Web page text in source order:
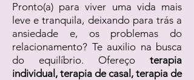
Pronto(a) para viver uma vida mais
leve e tranquila, deixando para trás a
ansiedade e, os problemas do
relacionamento? Te auxilio na busca
do equilíbrio. Ofereço terapia
individual, terapia de casal, terapia de